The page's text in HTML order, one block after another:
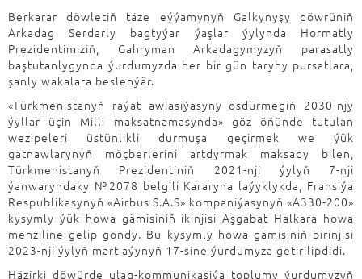
Berkarar döwletiň täze eýýamynyň Galkynyşy döwrüniň
Arkadag Serdarly bagtyýar ýaşlar ýylynda Hormatly
Prezidentimiziň, Gahryman Arkadagymyzyň parasatly
baştutanlygynda ýurdumyzda her bir gün taryhy pursatlara,
şanly wakalara beslenýär.
«Türkmenistanyň raýat awiasiýasyny ösdürmegiň 2030-njy
ýyllar üçin Milli maksatnamasynda» göz öňünde tutulan
wezipeleri üstünlikli durmuşa geçirmek we ýük
gatnawlarynyň möçberlerini artdyrmak maksady bilen,
Türkmenistanyň Prezidentiniň 2021-nji ýylyň 7-nji
ýanwaryndaky №2078 belgili Kararyna laýyklykda, Fransiýa
Respublikasynyň «Airbus S.A.S» kompaniýasynyň «A330-200»
kysymly ýük howa gämisiniň ikinjisi Aşgabat Halkara howa
menziline gelip gondy. Bu kysymly howa gämisiniň birinjisi
2023-nji ýylyň mart aýynyň 17-sine ýurdumyza getirilipdidi.
Häzirki döwürde ulag-kommunikasiýa toplumy ýurdumyzyň